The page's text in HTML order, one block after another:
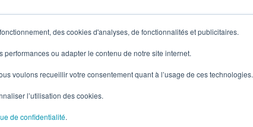
des cookies d'analyses, de fonctionnalités et publicitaires.
ou adapter le contenu de notre site internet.
voulons recueillir votre consentement quant à l’usage de ces technologies.
l’utilisation des cookies.
de confidentialité.